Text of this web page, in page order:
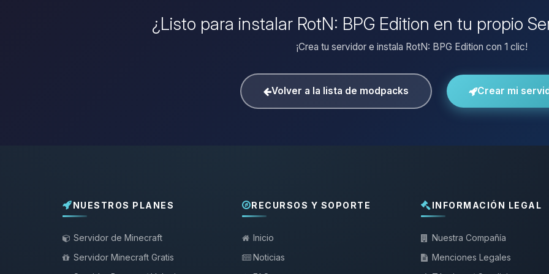
¿Listo para instalar RotN: BPG Edition en tu propio
¡Crea tu servidor e instala RotN: BPG Edition con 1 clic!
Volver a la lista de modpacks Crear mi
NUESTROS PLANES
Servidor de Minecraft
Servidor Minecraft Gratis
RECURSOS Y SOPORTE
Inicio
Noticias
INFORMACIÓN LEGAL
Nuestra Compañía
Menciones Legales